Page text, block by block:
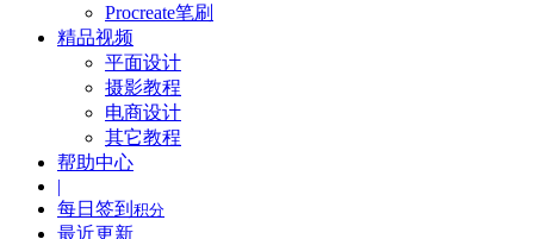
Procreate笔刷
精品视频
平面设计
摄影教程
电商设计
其它教程
帮助中心
|
每日签到 积分
最近更新